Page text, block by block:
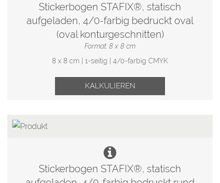
Stickerbogen STAFIX®, statisch
aufgeladen, 4/0-farbig bedruckt oval
(oval konturgeschnitten)
Format: 8 x 8 cm
8 x 8 cm | 1-seitig | 4/0-farbig CMYK
KALKULIEREN
Stickerbogen STAFIX®, statisch